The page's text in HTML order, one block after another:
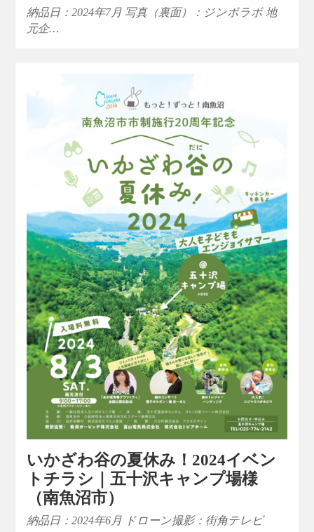
納品日：2024年7月 写真（裏面）：ジンボラボ 地
元企…
いかざわ谷の夏休み！2024イベン
トチラシ｜五十沢キャンプ場様
（南魚沼市）
納品日：2024年6月 ドローン撮影：街角テレビ